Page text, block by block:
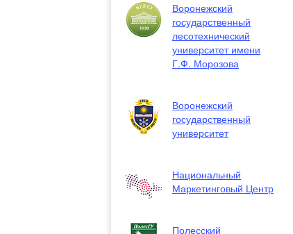
Воронежский
государственный
лесотехнический
университет имени
Г.Ф. Морозова
Воронежский
государственный
университет
Национальный
Маркетинговый Центр
Полесский